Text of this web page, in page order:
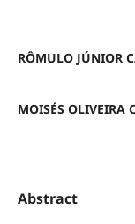
RÔMULO JÚNIOR
MOISÉS OLIVEIRA
Abstract